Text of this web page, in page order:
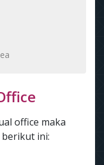
office maka
ini: